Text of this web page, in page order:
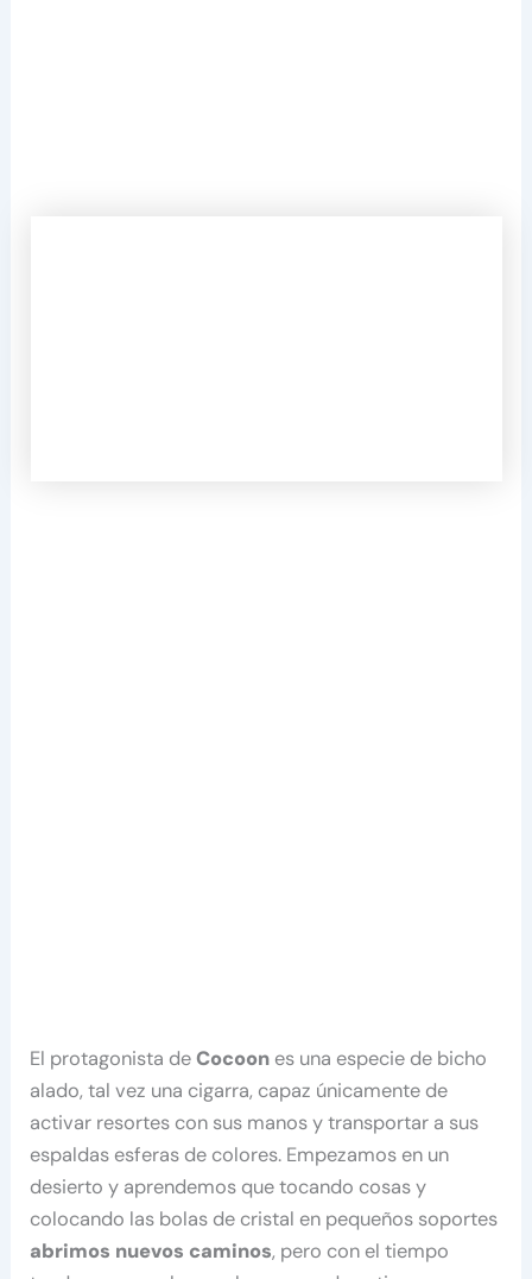
El protagonista deCocoon es una especie de bicho
alado, tal vez una cigarra, capaz únicamente de
activar resortes con sus manos y transportar a sus
espaldas esferas de colores. Empezamos en un
desierto y aprendemos que tocando cosas y
colocando las bolas de cristal en pequeños soportes
abrimos nuevos caminos, pero con el tiempo